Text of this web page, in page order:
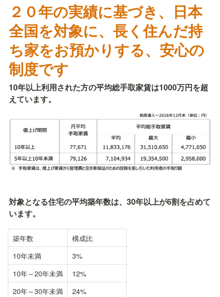
２０年の実績に基づき、日本
全国を対象に、長く住んだ持
ち家をお預かりする、安心の
制度です
10年以上利用された方の平均総手取家賃は1000万円を超
えています。
対象となる住宅の平均築年数は、30年以上が6割を占めて
います。
築年数
構成比
10年未満
3%
10年～20年未満
12%
20年～30年未満
24%